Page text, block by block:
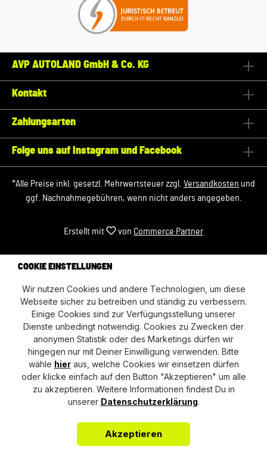
AVP AUTOLAND GmbH & Co. KG
Kontakt
Zahlungsarten
Folge uns auf Instagram und Facebook
*Alle Preise inkl. gesetzl. Mehrwertsteuer zzgl. Versandkosten und
ggf. Nachnahmegebühren, wenn nicht anders angegeben.
Erstellt mit von Commerce Partner
COOKIE EINSTELLUNGEN
Wir nutzen Cookies und andere Technologien, um diese
Webseite sicher zu betreiben und ständig zu verbessern.
Einige Cookies sind zur Verfügungsstellung unserer
Dienste unbedingt notwendig. Cookies zu Zwecken der
anonymen Statistik oder des Marketings dürfen wir
hingegen nur mit Deiner Einwilligung verwenden. Bitte
wähle hieraus, welche Cookies wir einsetzen dürfen
oder klicke einfach auf den Button "Akzeptieren" um alle
zu akzeptieren. Weitere Informationen findest Du in
unserer Datenschutzerklärung.
Akzeptieren